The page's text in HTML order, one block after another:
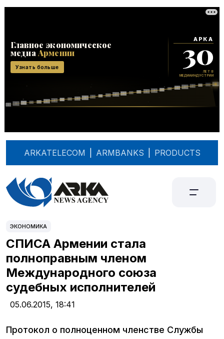
ARKATELECOM ARMBANKS PRODUCTS
ЭКОНОМИКА
СПИСА Армении стала
полноправным членом
Международного союза
судебных исполнителей
05.06.2015, 18:41
Протокол о полноценном членстве Службы